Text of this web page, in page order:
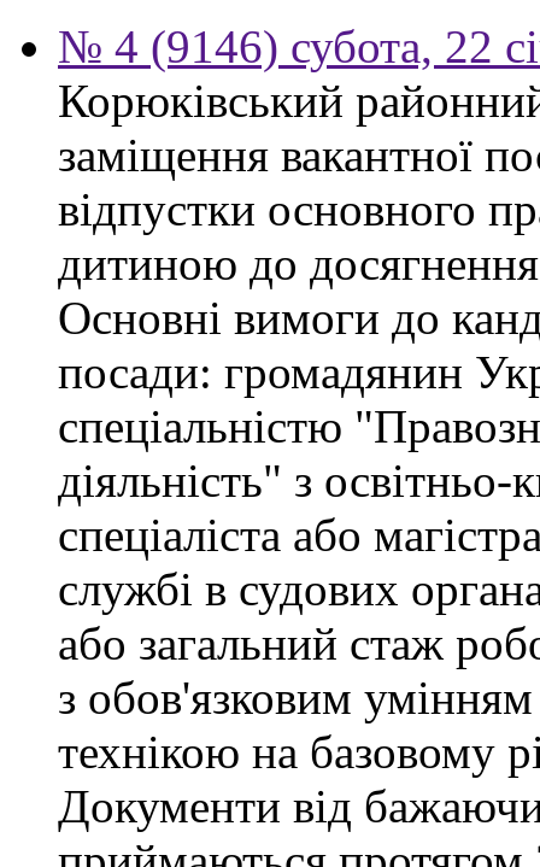
№ 4 (9146) субота, 22
Корюківський
заміщення вакантної
відпустки основного
дитиною до
Основні вимоги до
посади: громадянин
спеціальністю
діяльність" з
спеціаліста або
службі в судових
або загальний стаж
з обов'язковим
технікою на базовому
Документи від